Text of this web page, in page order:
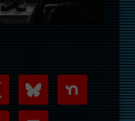
bluesky nextdoor